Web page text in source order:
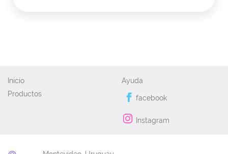
Inicio
Productos
Ayuda
facebook
Instagram